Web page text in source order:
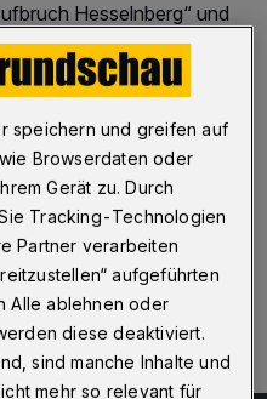
Hesselnberg“ und
fordern eine deutliche
Lärmbelastung, das
vor Ort. Das haben sie
der etwa 18 Monate
klargestellt. Daran
Lesezeit
speichern und greifen auf
Browserdaten oder
Gerät zu. Durch
Tracking-Technologien
Partner verarbeiten
aufgeführten
Alle ablehnen oder
diese deaktiviert.
sind manche Inhalte und
mehr so relevant für